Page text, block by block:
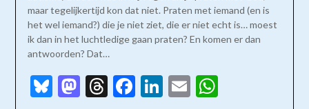
maar tegelijkertijd kon dat niet. Praten met iemand (en is
het wel iemand?) die je niet ziet, die er niet echt is… moest
ik dan in het luchtledige gaan praten? En komen er dan
antwoorden? Dat…
Bluesky
Mastodon
Threads
Facebook
LinkedIn
Email